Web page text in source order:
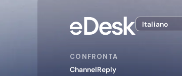
Italiano
CONFRONTA
ChannelReply